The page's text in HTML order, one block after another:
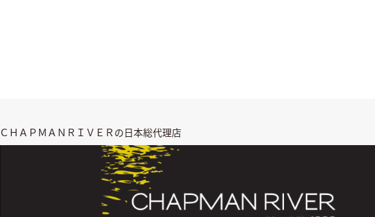
ＣＨＡＰＭＡＮＲＩＶＥＲの日本総代理店